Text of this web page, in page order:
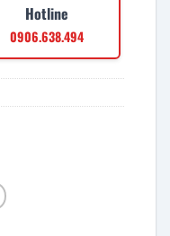
Hotline
0906.638.494